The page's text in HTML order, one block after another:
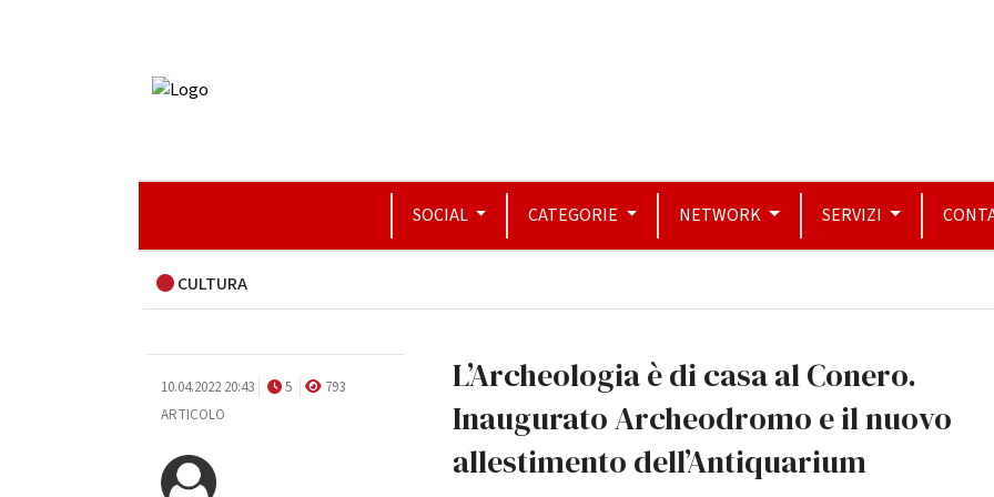
SOCIAL CATEGORIE NETWORK SERVIZI
CULTURA
10.04.2022 20:43 5
793
ARTICOLO
L’Archeologia è di casa al Conero.
Inaugurato Archeodromo e il nuovo
allestimento dell’Antiquarium